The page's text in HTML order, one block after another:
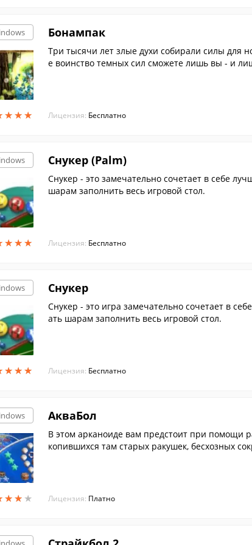
★★★
★★★
Бонампак
Три тысячи лет злые духи собирали силы для
е воинство темных сил сможете лишь вы - и
Лицензия: Бесплатно
★★★
★★★
Cнукер (Palm)
Снукер - это замечательно сочетает в себе
шарам заполнить весь игровой стол.
Лицензия: Бесплатно
★★★
★★★
Cнукер
Cнукер - это игра замечательно сочетает в
ать шарам заполнить весь игровой стол.
Лицензия: Бесплатно
★★ ★
★★ ★
АкваБол
В этом арканоиде вам предстоит при помощи
копившихся там старых ракушек, бесхозных
Лицензия: Платно